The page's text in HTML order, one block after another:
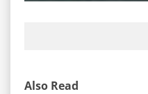
Also Read